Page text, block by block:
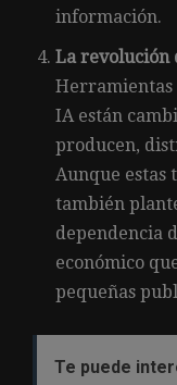
información.
La revolución
Herramientas
IA están
producen,
Aunque estas
también
dependencia
económico
pequeñas
Te puede